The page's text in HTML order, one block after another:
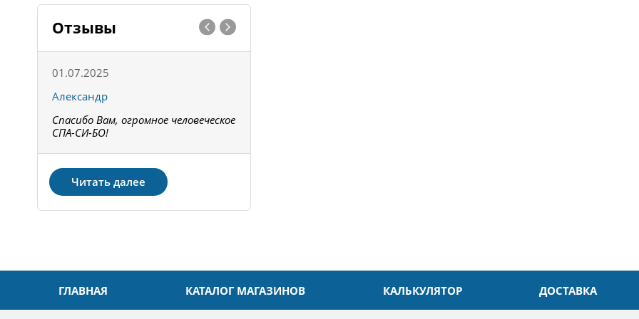
Отзывы
01.07.2025
Александр
Спасибо Вам, огромное человеческое
СПА-СИ-БО!
Читать далее
ГЛАВНАЯ КАТАЛОГ МАГАЗИНОВ КАЛЬКУЛЯТОР ДОСТАВКА